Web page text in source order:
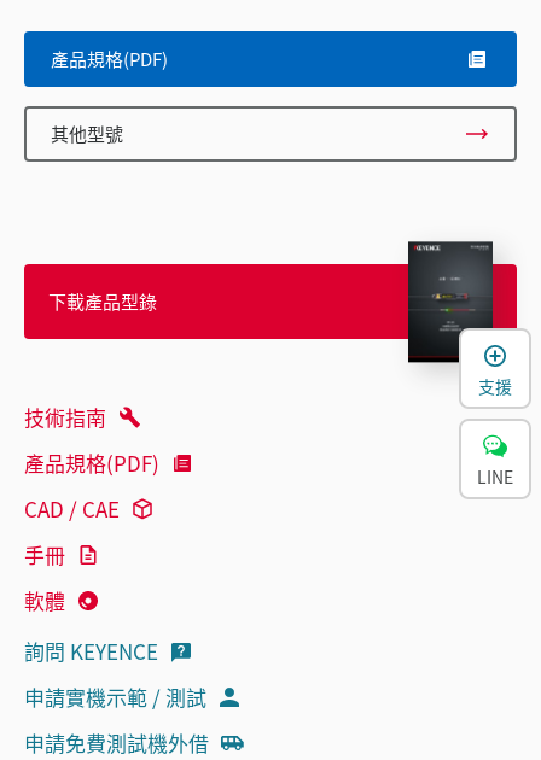
產品規格(PDF)
其他型號
下載產品型錄
技術指南
產品規格(PDF)
CAD / CAE
手冊
軟體
詢問 KEYENCE
申請實機示範 / 測試
申請免費測試機外借
支援
LINE